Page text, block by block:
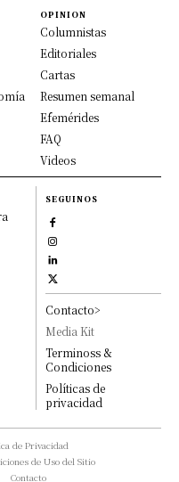
OPINION
Columnistas
Editoriales
Cartas
Resumen semanal
Efemérides
FAQ
Videos
SEGUINOS
Contacto>
Media Kit
Terminoss &
Condiciones
Políticas de
privacidad
de Privacidad
de Uso del Sitio
Contacto